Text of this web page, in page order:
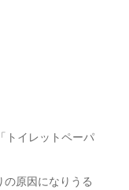
トイレットペーパ
の原因になりうる